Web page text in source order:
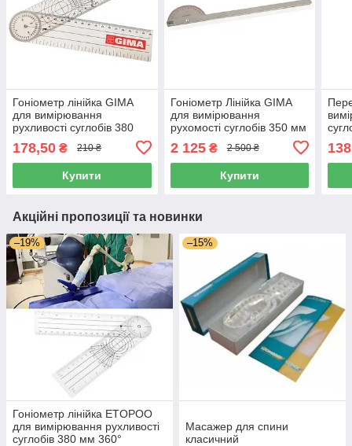
Гоніометр лінійка GIMA
для вимірювання
рухливості суглобів 380
178,50 ₴ 210 ₴
Купити
Гоніометр Лінійка GIMA
для вимірювання
рухомості суглобів 350 мм
2 125₴ 2 500 ₴
Купити
Акційні пропозиції та новинки
–19%
Гоніометр лінійка ETOPOO
для вимірювання рухливості
суглобів 380 мм 360°
–15%
Масажер для спини
класичний